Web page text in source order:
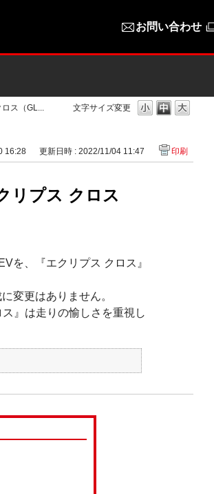
お問い合わせ
文字サイズ変更
ス（GL...
16:28 更新日時 : 2022/11/04 11:47 印刷
リプス クロス
を、『エクリプス クロス』
変更はありません。
』は走りの愉しさを重視し